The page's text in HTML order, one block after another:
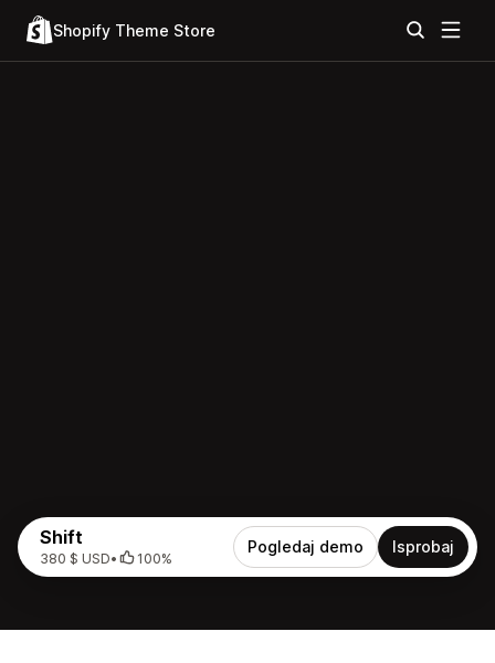
Shopify Theme Store
Shift
380 $ USD• 100%
Pogledaj demo Isprobaj